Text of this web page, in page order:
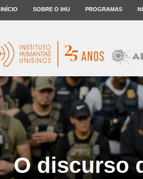
INÍCIO SOBRE O IHU PROGRAMAS
O discurso